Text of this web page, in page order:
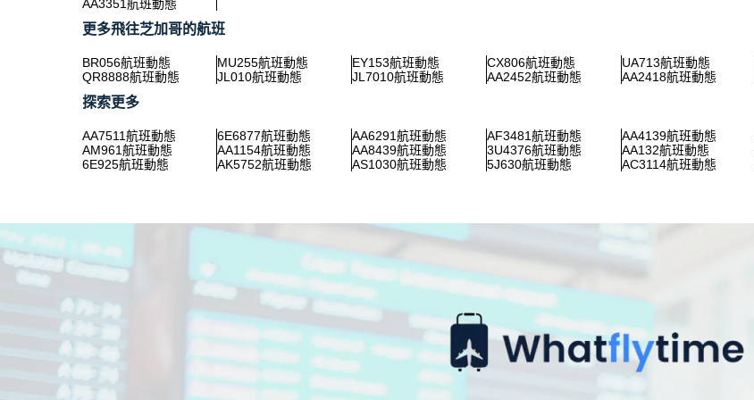
AA3351航班動態
更多飛往芝加哥的航班
BR056航班動態 MU255航班動態 EY153航班動態 CX806航班動態 UA713航班動態
QR8888航班動態
JL010航班動態 JL7010航班動態 AA2452航班動態 AA2418航班動態
探索更多
AA7511航班動態 6E6877航班動態 AA6291航班動態 AF3481航班動態 AA4139航班動態
AM961航班動態
AA1154航班動態 AA8439航班動態 3U4376航班動態 AA132航班動態
6E925航班動態
AK5752航班動態 AS1030航班動態 5J630航班動態 AC3114航班動態